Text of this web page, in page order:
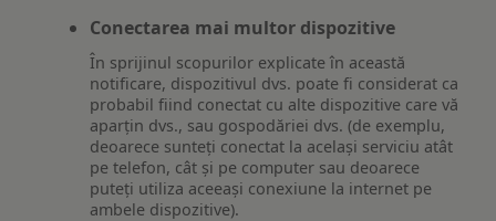
Conectarea mai multor dispozitive
În sprijinul scopurilor explicate în această
notificare, dispozitivul dvs. poate fi considerat ca
probabil fiind conectat cu alte dispozitive care vă
aparțin dvs., sau gospodăriei dvs. (de exemplu,
deoarece sunteți conectat la același serviciu atât
pe telefon, cât și pe computer sau deoarece
puteți utiliza aceeași conexiune la internet pe
ambele dispozitive).